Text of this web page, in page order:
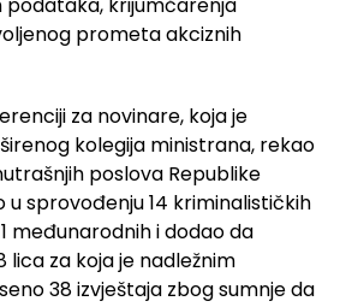
podataka, krijumčarenja
prometa akciznih
za novinare, koja je
kolegija ministrana, rekao
poslova Republike
sprovođenju 14 kriminalističkih
međunarodnih i dodao da
za koja je nadležnim
38 izvještaja zbog sumnje da